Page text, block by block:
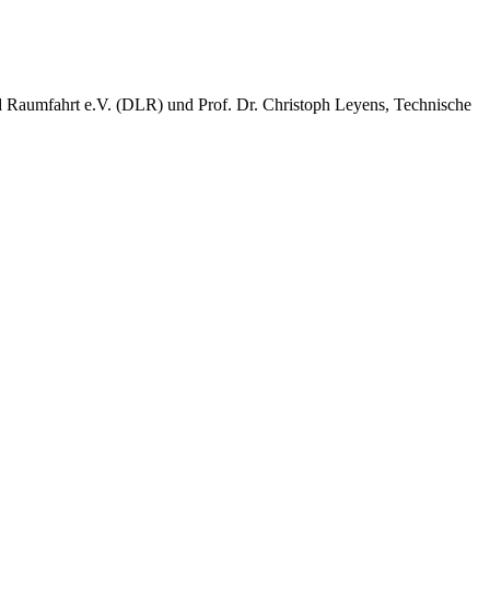
e.V. (DLR) und Prof. Dr. Christoph Leyens, Technische